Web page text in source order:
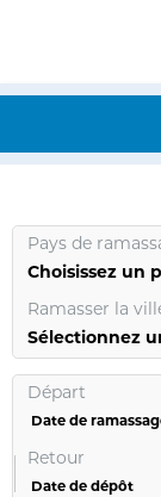
Pays de
Choisissez un
Ramasser la
Sélectionnez
Départ
Date de
Retour
Date de dépôt